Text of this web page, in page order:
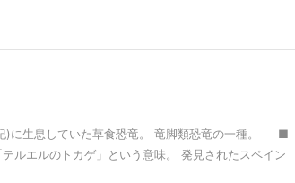
)に生息していた草食恐竜。 竜脚類恐竜の一種。 ■
ルエルのトカゲ」という意味。 発見されたスペイン